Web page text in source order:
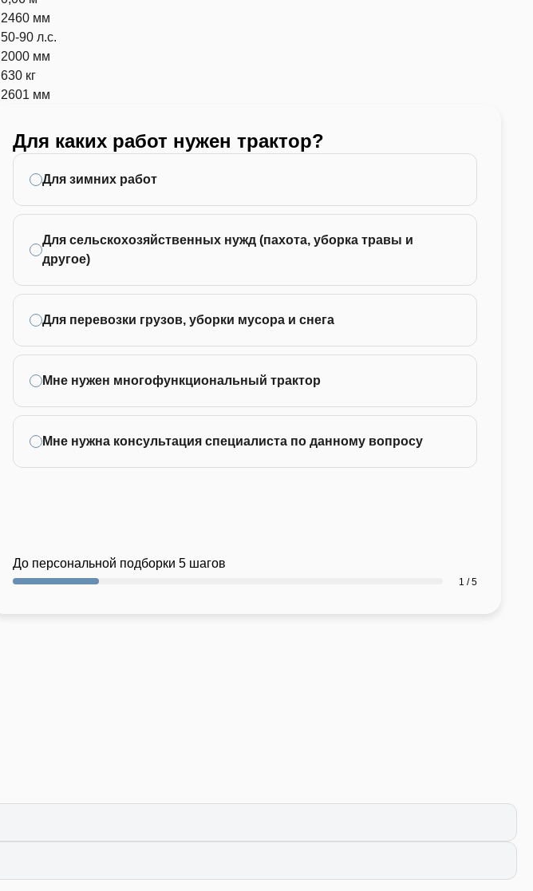
2460 мм
50-90 л.с.
2000 мм
630 кг
2601 мм
Для каких работ нужен трактор?
Для зимних работ
Для сельскохозяйственных нужд (пахота, уборка травы и
другое)
Для перевозки грузов, уборки мусора и снега
Мне нужен многофункциональный трактор
Мне нужна консультация специалиста по данному вопросу
До персональной подборки 5 шагов
1 / 5